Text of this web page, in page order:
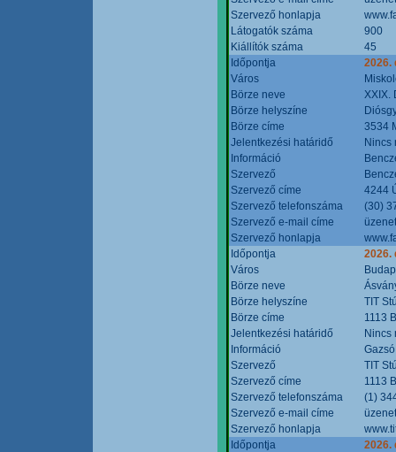
Szervező honlapja
Látogatók száma
900
Kiállítók száma
45
Időpontja
2026.
Város
Börze neve
XXIX.
Börze helyszíne
Börze címe
3534
Jelentkezési határidő
Nincs
Információ
Szervező
Szervező címe
4244
Szervező telefonszáma
(30)
Szervező e-mail címe
Szervező honlapja
Időpontja
2026.
Város
Börze neve
Börze helyszíne
TIT
Börze címe
1113
Jelentkezési határidő
Nincs
Információ
Szervező
TIT
Szervező címe
1113
Szervező telefonszáma
(1)
Szervező e-mail címe
Szervező honlapja
Időpontja
2026.